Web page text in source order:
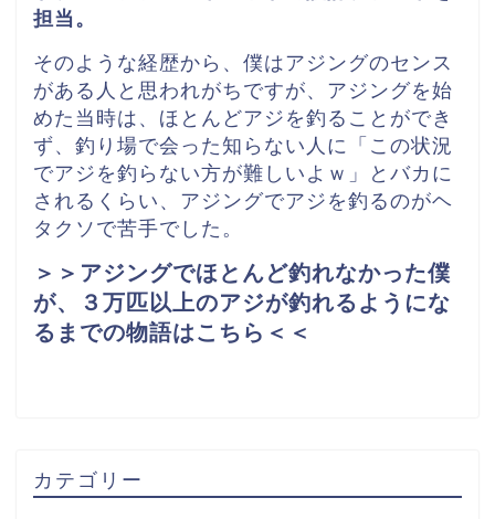
担当。
そのような経歴から、僕はアジングのセンス
がある人と思われがちですが、アジングを始
めた当時は、ほとんどアジを釣ることができ
ず、釣り場で会った知らない人に「この状況
でアジを釣らない方が難しいよｗ」とバカに
されるくらい、アジングでアジを釣るのがヘ
タクソで苦手でした。
＞＞アジングでほとんど釣れなかった僕
が、３万匹以上のアジが釣れるようにな
るまでの物語はこちら＜＜
カテゴリー